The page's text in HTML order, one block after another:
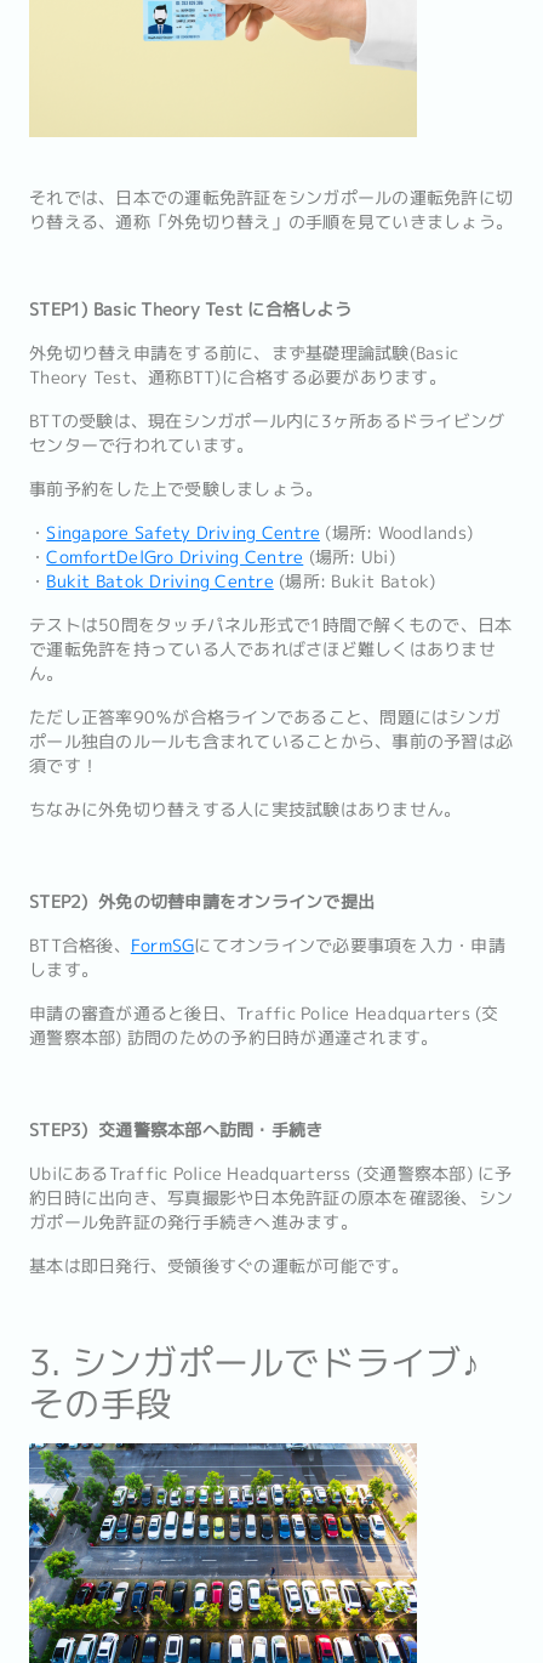
それでは、日本での運転免許証をシンガポールの運転免許に切
り替える、通称「外免切り替え」の手順を見ていきましょう。
STEP1) Basic Theory Test に合格しよう
外免切り替え申請をする前に、まず基礎理論試験(Basic
Theory Test、通称BTT)に合格する必要があります。
BTTの受験は、現在シンガポール内に3ヶ所あるドライビング
センターで行われています。
事前予約をした上で受験しましょう。
・ Singapore Safety Driving Centre (場所: Woodlands)
・ComfortDelGro Driving Centre (場所: Ubi)
・ Bukit Batok Driving Centre (場所: Bukit Batok)
テストは50問をタッチパネル形式で1時間で解くもので、日本
で運転免許を持っている人であればさほど難しくはありませ
ん。
ただし正答率90％が合格ラインであること、問題にはシンガ
ポール独自のルールも含まれていることから、事前の予習は必
須です！
ちなみに外免切り替えする人に実技試験はありません。
STEP2) 外免の切替申請をオンラインで提出
BTT合格後、 FormSGにてオンラインで必要事項を入力・申請
します。
申請の審査が通ると後日、Traffic Police Headquarters (交
通警察本部) 訪問のための予約日時が通達されます。
STEP3) 交通警察本部へ訪問・手続き
UbiにあるTraffic Police Headquarterss (交通警察本部) に予
約日時に出向き、写真撮影や日本免許証の原本を確認後、シン
ガポール免許証の発行手続きへ進みます。
基本は即日発行、受領後すぐの運転が可能です。
3. シンガポールでドライブ♪
その手段